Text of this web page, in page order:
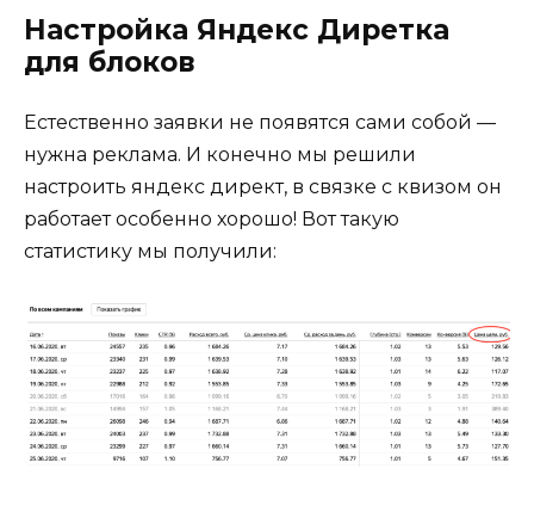
Настройка Яндекс Диретка
для блоков
Естественно заявки не появятся сами собой —
нужна реклама. И конечно мы решили
настроить яндекс директ, в связке с квизом он
работает особенно хорошо! Вот такую
статистику мы получили: